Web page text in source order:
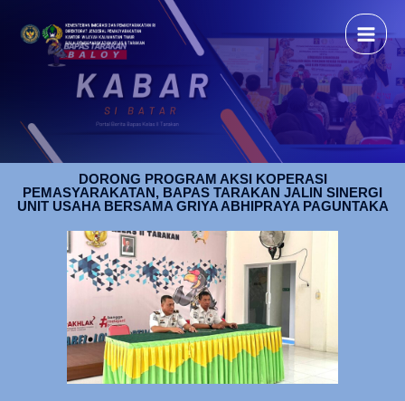
DORONG PROGRAM AKSI KOPERASI
PEMASYARAKATAN, BAPAS TARAKAN JALIN SINERGI
UNIT USAHA BERSAMA GRIYA ABHIPRAYA PAGUNTAKA